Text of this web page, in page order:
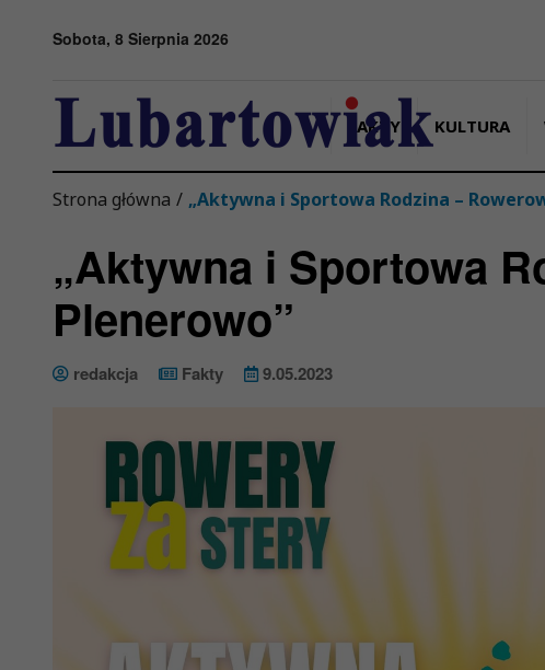
Sobota, 8 Sierpnia 2026
FAKTY KULTURA
Strona główna / „Aktywna i Sportowa Rodzina –
„Aktywna i Sportowa
Plenerowo”
redakcja Fakty 9.05.2023